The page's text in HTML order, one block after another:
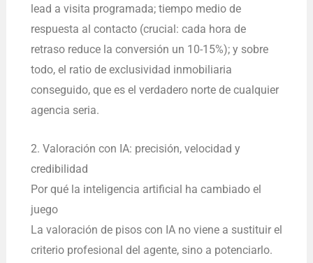
lead a visita programada; tiempo medio de
respuesta al contacto (crucial: cada hora de
retraso reduce la conversión un 10-15%); y sobre
todo, el ratio de exclusividad inmobiliaria
conseguido, que es el verdadero norte de cualquier
agencia seria.
2. Valoración con IA: precisión, velocidad y
credibilidad
Por qué la inteligencia artificial ha cambiado el
juego
La valoración de pisos con IA no viene a sustituir el
criterio profesional del agente, sino a potenciarlo.